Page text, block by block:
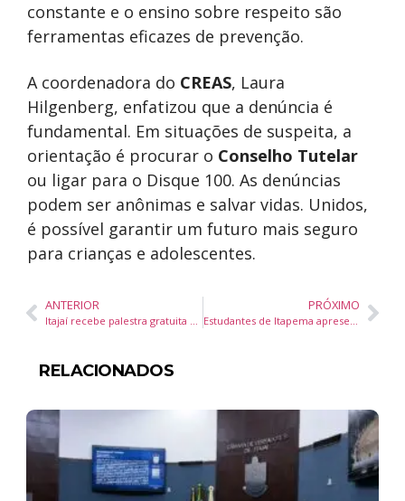
constante e o ensino sobre respeito são
ferramentas eficazes de prevenção.
A coordenadora do CREAS, Laura
Hilgenberg, enfatizou que a denúncia é
fundamental. Em situações de suspeita, a
orientação é procurar o Conselho Tutelar
ou ligar para o Disque 100. As denúncias
podem ser anônimas e salvar vidas. Unidos,
é possível garantir um futuro mais seguro
para crianças e adolescentes.
ANTERIOR
Itajaí recebe palestra gratuita para lojistas sobre como transformar vitrines em ferramentas de vendas
PRÓXIMO
Estudantes de Itapema apresentam projetos de sustentabilidade e tecnologia na XVI FICE em Camboriú
RELACIONADOS